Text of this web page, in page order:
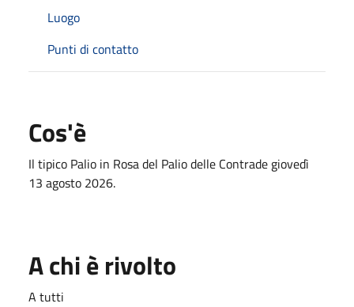
Luogo
Punti di contatto
Cos'è
Il tipico Palio in Rosa del Palio delle Contrade giovedì
13 agosto 2026.
A chi è rivolto
A tutti